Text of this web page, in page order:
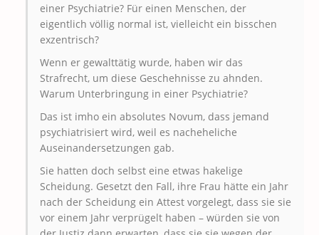
einer Psychiatrie? Für einen Menschen, der
eigentlich völlig normal ist, vielleicht ein bisschen
exzentrisch?
Wenn er gewalttätig wurde, haben wir das
Strafrecht, um diese Geschehnisse zu ahnden.
Warum Unterbringung in einer Psychiatrie?
Das ist imho ein absolutes Novum, dass jemand
psychiatrisiert wird, weil es nacheheliche
Auseinandersetzungen gab.
Sie hatten doch selbst eine etwas hakelige
Scheidung. Gesetzt den Fall, ihre Frau hätte ein Jahr
nach der Scheidung ein Attest vorgelegt, dass sie sie
vor einem Jahr verprügelt haben – würden sie von